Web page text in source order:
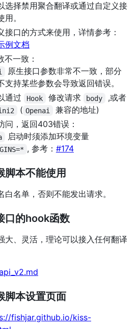
选择禁用聚合翻译或通过自定义接
。
接口的方式来使用，详情参考：
例文档
一致：
原生接口参数非常不一致，部分
支持某些参数会导致返回错误。
通过
Hook 修改请求 body
,或者
( Openai
兼容的地址)
问，返回403错误：
启动时须添加环境变量
, 参考： #174
脚本不能使用
名单，否则不能发出请求。
口的hook函数
大、灵活，理论可以接入任何翻译
脚本设置页面
fishjar.github.io/kiss-